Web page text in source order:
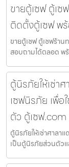
ขายตู้เซฟ ตู้เ
ติดตั้งตู้เซฟ พ
ขายตู้เซฟ ตู้เซฟร้า
สอบถามได้ตลอด พ
ตู้นิรภัยให้เช่า
เซฟนิรภัย เพื่
ตัว ตู้เซฟ.com
ตู้นิรภัยให้เช่าศาลา
เป็นตู้นิรภัยส่วนตัว